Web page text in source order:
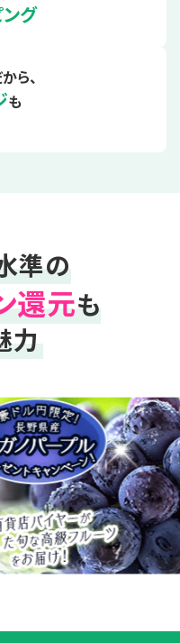
グ
ら、
も
準の
還元も
力